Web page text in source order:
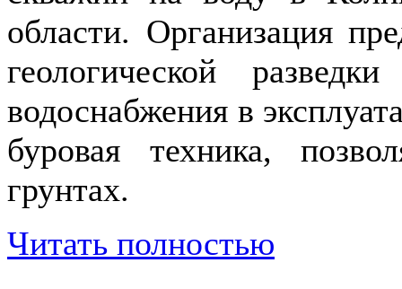
области. Организация
геологической
водоснабжения в
буровая техника,
грунтах.
Читать полностью